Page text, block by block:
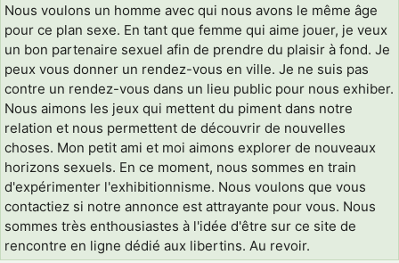
Nous voulons un homme avec qui nous avons le même âge
pour ce plan sexe. En tant que femme qui aime jouer, je veux
un bon partenaire sexuel afin de prendre du plaisir à fond. Je
peux vous donner un rendez-vous en ville. Je ne suis pas
contre un rendez-vous dans un lieu public pour nous exhiber.
Nous aimons les jeux qui mettent du piment dans notre
relation et nous permettent de découvrir de nouvelles
choses. Mon petit ami et moi aimons explorer de nouveaux
horizons sexuels. En ce moment, nous sommes en train
d'expérimenter l'exhibitionnisme. Nous voulons que vous
contactiez si notre annonce est attrayante pour vous. Nous
sommes très enthousiastes à l'idée d'être sur ce site de
rencontre en ligne dédié aux libertins. Au revoir.